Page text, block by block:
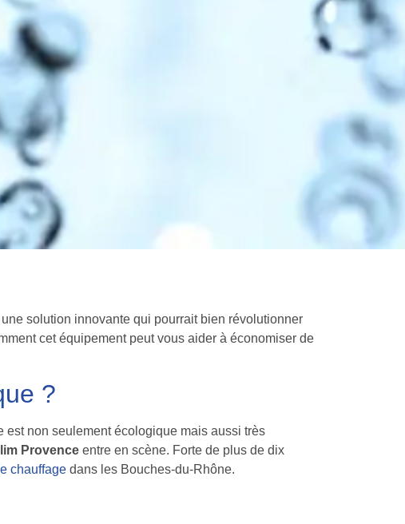
solution innovante qui pourrait bien révolutionner
cet équipement peut vous aider à économiser de
?
est non seulement écologique mais aussi très
Provence entre en scène. Forte de plus de dix
chauffage dans les Bouches-du-Rhône.